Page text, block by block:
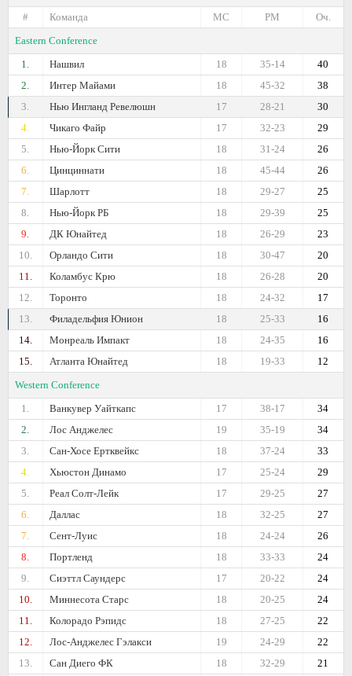
#
Команда Оч.
РМ
МС
Eastern Conference
1.
Нашвил 40
35-14
18
2.
Интер Майами 38
45-32
18
3.
Нью Ингланд Ревелюшн 30
28-21
17
4.
Чикаго Файр 29
32-23
17
5.
Нью-Йорк Сити 26
31-24
18
6.
Цинциннати 26
45-44
18
7.
Шарлотт 25
29-27
18
8.
Нью-Йорк РБ 25
29-39
18
9.
ДК Юнайтед 23
26-29
18
10.
Орландо Сити 20
30-47
18
11.
Коламбус Крю 20
26-28
18
12.
Торонто 17
24-32
18
13.
Филадельфия Юнион 16
25-33
18
14.
Монреаль Импакт 16
24-35
18
15.
Атланта Юнайтед 12
19-33
18
Western Conference
1.
Ванкувер Уайткапс 34
38-17
17
2.
Лос Анджелес 34
35-19
19
3.
Сан-Хосе Ертквейкс 33
37-24
18
4.
Хьюстон Динамо 29
25-24
17
5.
Реал Солт-Лейк 27
29-25
17
6.
Даллас 27
32-25
18
7.
Сент-Луис 26
24-24
18
8.
Портленд 24
33-33
18
9.
Сиэттл Саундерс 24
20-22
17
10.
Миннесота Старс 24
20-25
18
11.
Колорадо Рэпидс 22
27-25
18
12.
Лос-Анджелес Гэлакси 22
24-29
19
13.
Сан Диего ФК 21
32-29
18